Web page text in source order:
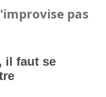
pas
il faut se